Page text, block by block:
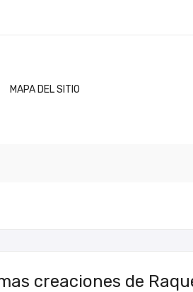
MAPA DEL SITIO
creaciones de